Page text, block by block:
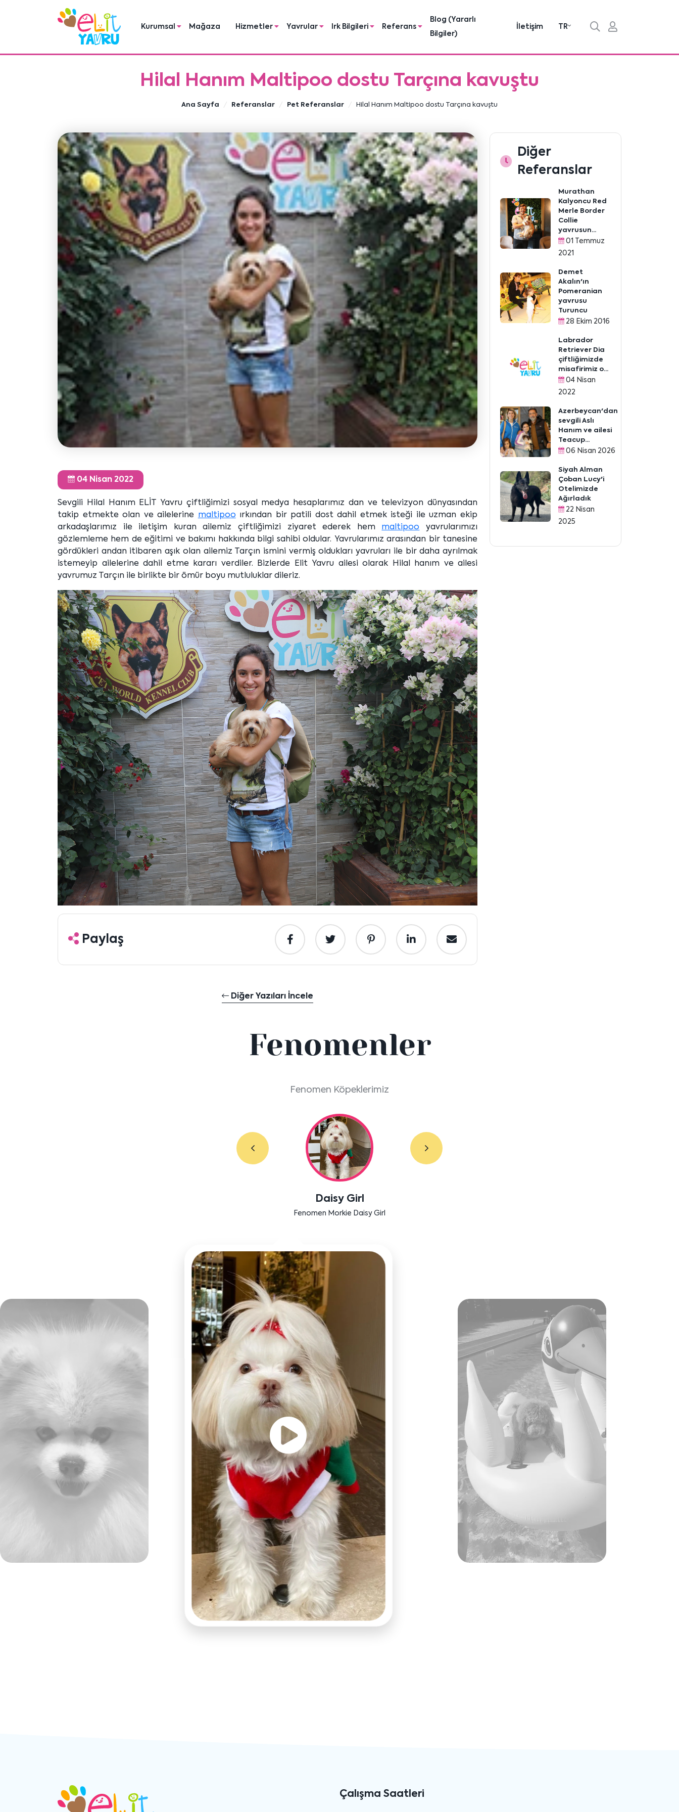
Kurumsal Mağaza Hizmetler Yavrular Irk Bilgileri Referans
Blog (Yararlı
Bilgiler)
İletişim TR
Hilal Hanım Maltipoo dostu Tarçına kavuştu
Ana Sayfa Referanslar Pet Referanslar Hilal Hanım Maltipoo dostu Tarçına kavuştu
04 Nisan 2022
Sevgili Hilal Hanım ELİT Yavru çiftliğimizi sosyal medya hesaplarımız dan ve televizyon dünyasından
takip etmekte olan ve ailelerine maltipooırkından bir patili dost dahil etmek isteği ile uzman ekip
arkadaşlarımız ile iletişim kuran ailemiz çiftliğimizi ziyaret ederek hem maltipoo yavrularımızı
gözlemleme hem de eğitimi ve bakımı hakkında bilgi sahibi oldular. Yavrularımız arasından bir tanesine
gördükleri andan itibaren aşık olan ailemiz Tarçın ismini vermiş oldukları yavruları ile bir daha ayrılmak
istemeyip ailelerine dahil etme kararı verdiler. Bizlerde Elit Yavru ailesi olarak Hilal hanım ve ailesi
yavrumuz Tarçın ile birlikte bir ömür boyu mutluluklar dileriz.
Paylaş
Diğer Yazıları İncele
Diğer
Referanslar
Murathan
Kalyoncu Red
Merle Border
Collie
yavrusun...
01 Temmuz
2021
Demet
Akalın'ın
Pomeranian
yavrusu
Turuncu
28 Ekim 2016
Labrador
Retriever Dia
çiftliğimizde
misafirimiz o...
04 Nisan
2022
Azerbeycan'dan
sevgili Aslı
Hanım ve ailesi
Teacup...
06 Nisan 2026
Siyah Alman
Çoban Lucy'i
Otelimizde
Ağırladık
22 Nisan
2025
Fenomenler
Fenomen Köpeklerimiz
Daisy Girl
Fenomen Morkie Daisy Girl
Çalışma Saatleri